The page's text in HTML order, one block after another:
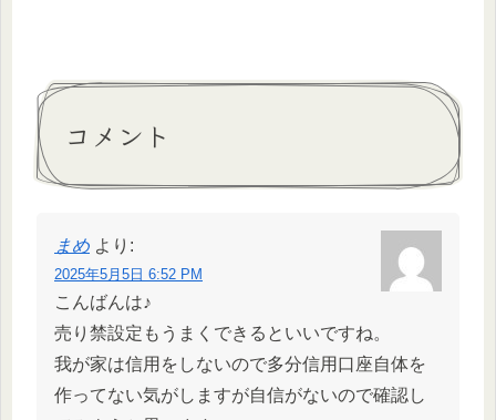
コメント
まめ より:
2025年5月5日 6:52 PM
こんばんは♪
売り禁設定もうまくできるといいですね。
我が家は信用をしないので多分信用口座自体を
作ってない気がしますが自信がないので確認し